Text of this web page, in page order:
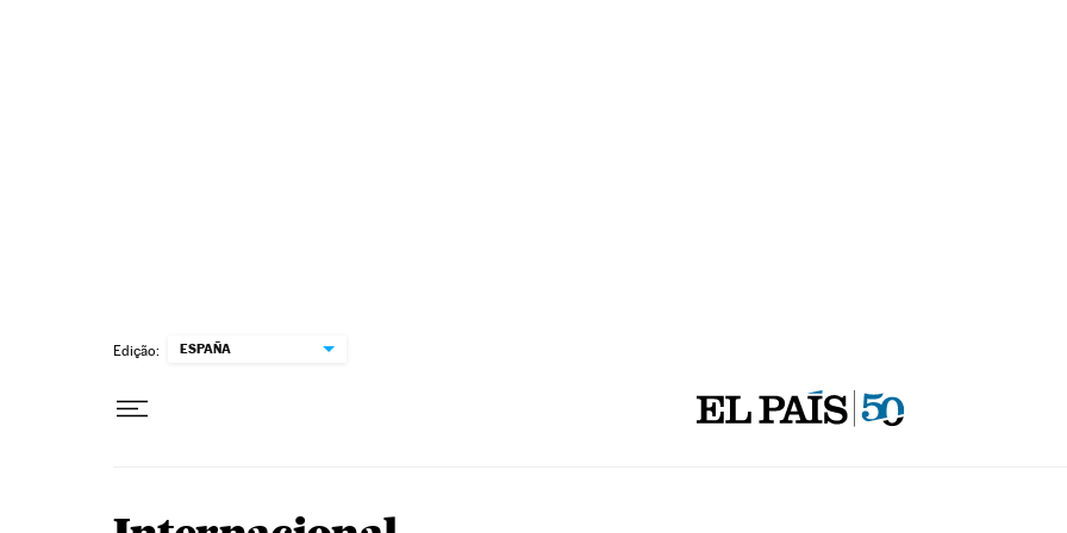
Edição: ESPAÑA